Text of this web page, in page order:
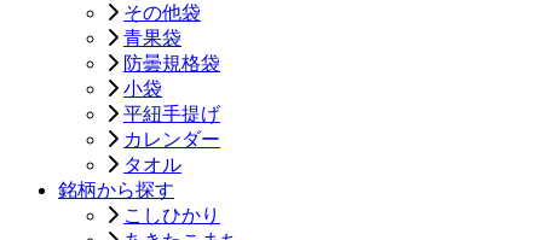
その他袋
青果袋
防曇規格袋
小袋
平紐手提げ
カレンダー
タオル
銘柄から探す
こしひかり